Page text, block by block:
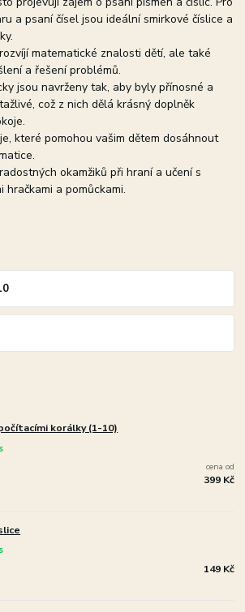
a psaní čísel jsou ideální smirkové číslice a
matematické znalosti dětí, ale také
a řešení problémů.
jsou navrženy tak, aby byly přínosné a
což z nich dělá krásný doplněk
které pomohou vašim dětem dosáhnout
okamžiků při hraní a učení s
hračkami a pomůckami.
korálky (1-10)
cena od
399 Kč
149 Kč